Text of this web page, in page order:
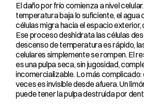
El daño por frío comienza a nivel
temperatura baja lo suficiente, el agua
células migra hacia el espacio exterior,
Ese proceso deshidrata las células
descenso de temperatura es rápido,
celulares simplemente se rompen. El
es una pulpa seca, sin jugosidad,
incomercializable. Lo más complicado:
veces es invisible desde afuera. Un
puede tener la pulpa destruida por